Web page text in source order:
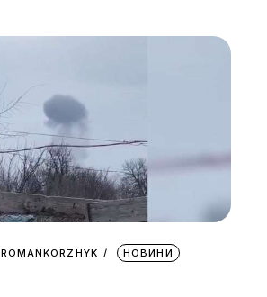
ROMANKORZHYK НОВИНИ